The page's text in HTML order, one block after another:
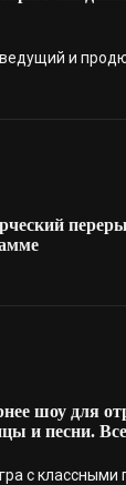
ведущий и
шоу для
и песни.
с классными